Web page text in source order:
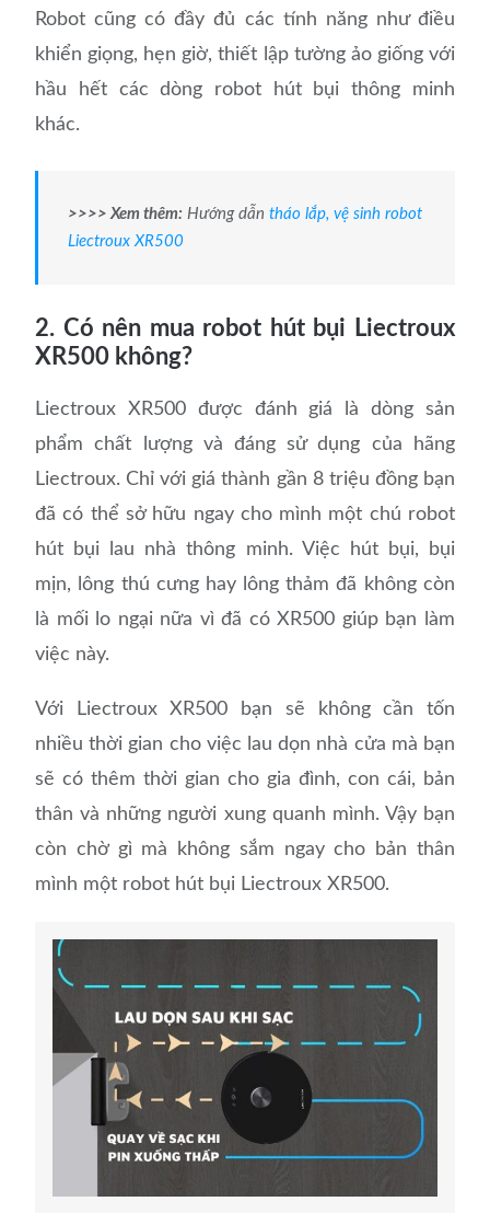
Robot cũng có đầy đủ các tính năng như điều
khiển giọng, hẹn giờ, thiết lập tường ảo giống với
hầu hết các dòng robot hút bụi thông minh
khác.
>>>> Xem thêm: Hướng dẫn tháo lắp, vệ sinh robot
Liectroux XR500
2. Có nên mua robot hút bụi Liectroux
XR500 không?
Liectroux XR500 được đánh giá là dòng sản
phẩm chất lượng và đáng sử dụng của hãng
Liectroux. Chỉ với giá thành gần 8 triệu đồng bạn
đã có thể sở hữu ngay cho mình một chú robot
hút bụi lau nhà thông minh. Việc hút bụi, bụi
mịn, lông thú cưng hay lông thảm đã không còn
là mối lo ngại nữa vì đã có XR500 giúp bạn làm
việc này.
Với Liectroux XR500 bạn sẽ không cần tốn
nhiều thời gian cho việc lau dọn nhà cửa mà bạn
sẽ có thêm thời gian cho gia đình, con cái, bản
thân và những người xung quanh mình. Vậy bạn
còn chờ gì mà không sắm ngay cho bản thân
mình một robot hút bụi Liectroux XR500.